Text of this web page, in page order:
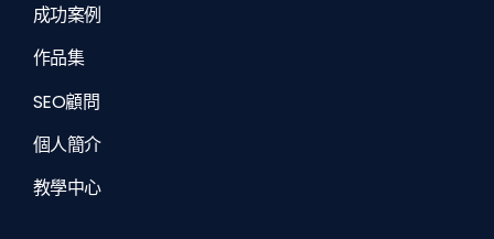
成功案例
作品集
SEO顧問
個人簡介
教學中心